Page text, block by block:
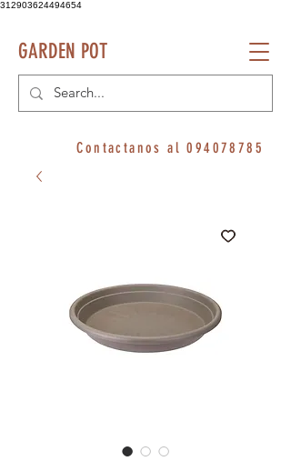
312903624494654
GARDEN POT
Contactanos al094078785